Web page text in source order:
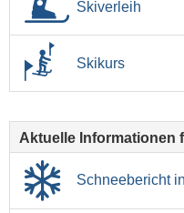
Skiverleih
Skikurs
Aktuelle Informationen
Schneebericht